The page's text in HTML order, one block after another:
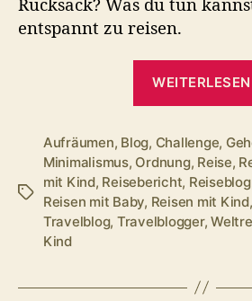
entspannt zu reisen.
WEITERLESEN
Schlagwörter
Aufräumen, Blog, Challenge,
Minimalismus, Ordnung, Reise,
mit Kind, Reisebericht, Reiseblog
Reisen mit Baby, Reisen mit Kind,
Travelblog, Travelblogger,
Kind